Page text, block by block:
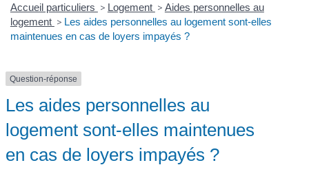
Accueil particuliers > Logement > Aides personnelles au
logement > Les aides personnelles au logement sont-elles
maintenues en cas de loyers impayés ?
Question-réponse
Les aides personnelles au
logement sont-elles maintenues
en cas de loyers impayés ?